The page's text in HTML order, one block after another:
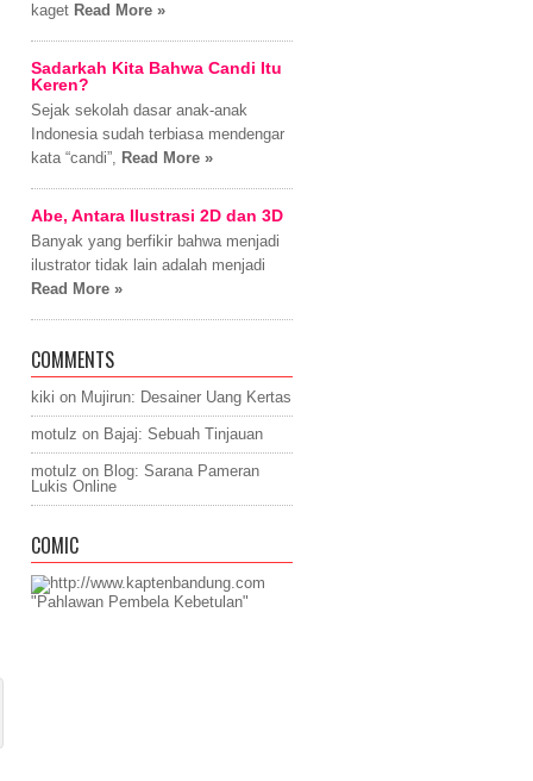
kaget Read More »
Sadarkah Kita Bahwa Candi Itu
Keren?
Sejak sekolah dasar anak-anak
Indonesia sudah terbiasa mendengar
kata “candi”, Read More »
Abe, Antara Ilustrasi 2D dan 3D
Banyak yang berfikir bahwa menjadi
ilustrator tidak lain adalah menjadi
Read More »
COMMENTS
kiki on Mujirun: Desainer Uang Kertas
motulz on Bajaj: Sebuah Tinjauan
motulz on Blog: Sarana Pameran
Lukis Online
COMIC
"Pahlawan Pembela Kebetulan"